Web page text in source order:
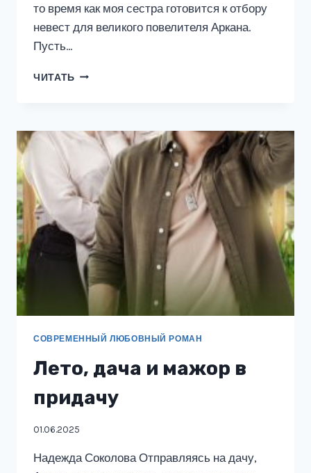
то время как моя сестра готовится к отбору
невест для великого повелителя Аркана.
Пусть…
ЧИТАТЬ СЕДЬМАЯ
СТРОПТИВОЙ
СОВРЕМЕННЫЙ ЛЮБОВНЫЙ РОМАН
Лето, дача и мажор в
придачу
01.06.2025
Надежда Соколова Отправляясь на дачу,